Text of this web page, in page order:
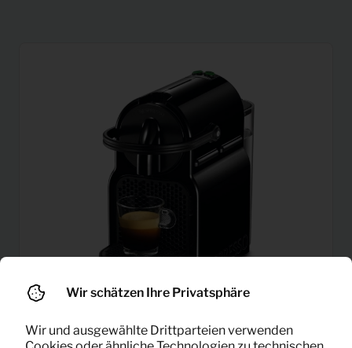
Wir schätzen Ihre Privatsphäre
Wir und ausgewählte Drittparteien verwenden